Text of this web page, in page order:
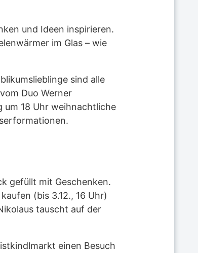
und Ideen inspirieren.
im Glas – wie
sind alle
Duo Werner
um 18 Uhr weihnachtliche
gefüllt mit Geschenken.
(bis 3.12., 16 Uhr)
tauscht auf der
einen Besuch